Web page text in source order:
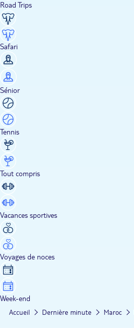
Road Trips
Safari
Sénior
Tennis
Tout compris
Vacances sportives
Voyages de noces
Week-end
Accueil Dernière minute Maroc